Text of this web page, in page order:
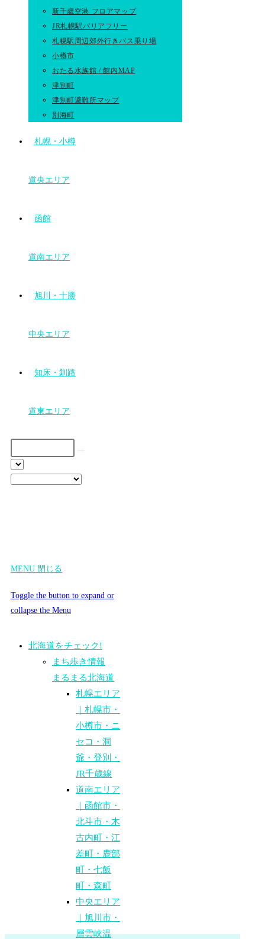
新千歳空港 フロアマップ
JR札幌駅バリアフリー
札幌駅周辺郊外行きバス乗り場
小樽市
おたる水族館 / 館内MAP
津別町
津別町避難所マップ
別海町
札幌・小樽
道央エリア
函館
道南エリア
旭川・十勝
中央エリア
知床・釧路
道東エリア
MENU 閉じる
Toggle the button to expand or
collapse the Menu
北海道をチェック!
まち歩き情報
まるまる北海道
札幌エリア
｜札幌市・
小樽市・ニ
セコ・洞
爺・登別・
JR千歳線
道南エリア
｜函館市・
北斗市・木
古内町・江
差町・鹿部
町・七飯
町・森町
中央エリア
｜旭川市・
層雲峡温